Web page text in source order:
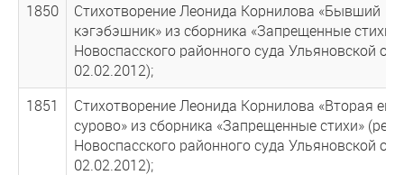
1850
Стихотворение Леонида Корнилова «Бывший
кэгэбэшник» из сборника «Запрещенные
Новоспасского районного суда Ульяновской
02.02.2012);
1851
Стихотворение Леонида Корнилова «Вторая
сурово» из сборника «Запрещенные стихи»
Новоспасского районного суда Ульяновской
02.02.2012);